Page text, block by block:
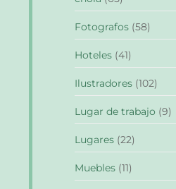
Fotografos (58)
Hoteles (41)
Ilustradores (102)
Lugar de trabajo (9)
Lugares (22)
Muebles (11)